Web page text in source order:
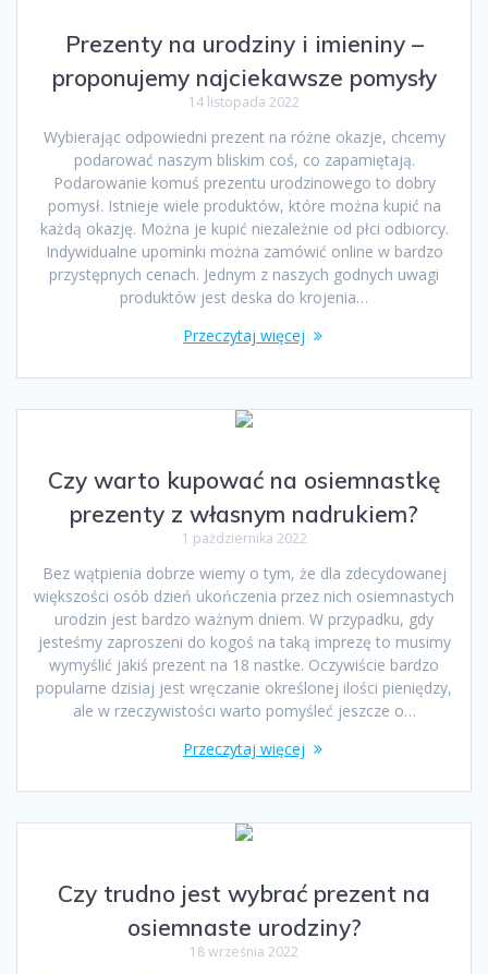
Prezenty na urodziny i imieniny –
proponujemy najciekawsze pomysły
14 listopada 2022
Wybierając odpowiedni prezent na różne okazje, chcemy
podarować naszym bliskim coś, co zapamiętają.
Podarowanie komuś prezentu urodzinowego to dobry
pomysł. Istnieje wiele produktów, które można kupić na
każdą okazję. Można je kupić niezależnie od płci odbiorcy.
Indywidualne upominki można zamówić online w bardzo
przystępnych cenach. Jednym z naszych godnych uwagi
produktów jest deska do krojenia…
Przeczytaj więcej
Czy warto kupować na osiemnastkę
prezenty z własnym nadrukiem?
1 października 2022
Bez wątpienia dobrze wiemy o tym, że dla zdecydowanej
większości osób dzień ukończenia przez nich osiemnastych
urodzin jest bardzo ważnym dniem. W przypadku, gdy
jesteśmy zaproszeni do kogoś na taką imprezę to musimy
wymyślić jakiś prezent na 18 nastke. Oczywiście bardzo
popularne dzisiaj jest wręczanie określonej ilości pieniędzy,
ale w rzeczywistości warto pomyśleć jeszcze o…
Przeczytaj więcej
Czy trudno jest wybrać prezent na
osiemnaste urodziny?
18 września 2022